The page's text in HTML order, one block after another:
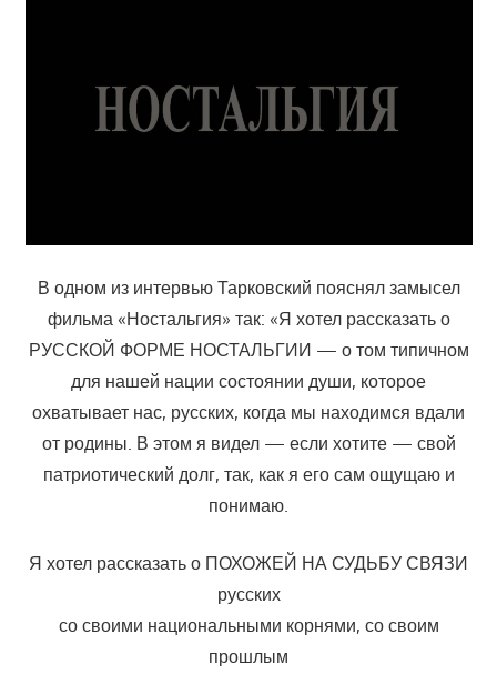
В одном из интервью Тарковский пояснял замысел
фильма «Ностальгия» так: «Я хотел рассказать о
РУССКОЙ ФОРМЕ НОСТАЛЬГИИ — о том типичном
для нашей нации состоянии души, которое
охватывает нас, русских, когда мы находимся вдали
от родины. В этом я видел — если хотите — свой
патриотический долг, так, как я его сам ощущаю и
понимаю.
Я хотел рассказать о ПОХОЖЕЙ НА СУДЬБУ СВЯЗИ
русских
со своими национальными корнями, со своим
прошлым